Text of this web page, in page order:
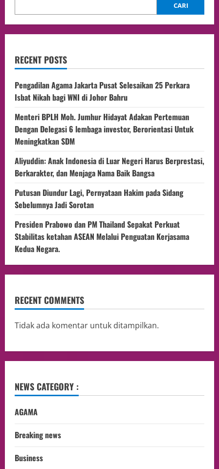
CARI
RECENT POSTS
Pengadilan Agama Jakarta Pusat Selesaikan 25 Perkara
Isbat Nikah bagi WNI di Johor Bahru
Menteri BPLH Moh. Jumhur Hidayat Adakan Pertemuan
Dengan Delegasi 6 lembaga investor, Berorientasi Untuk
Meningkatkan SDM
Aliyuddin: Anak Indonesia di Luar Negeri Harus Berprestasi,
Berkarakter, dan Menjaga Nama Baik Bangsa
Putusan Diundur Lagi, Pernyataan Hakim pada Sidang
Sebelumnya Jadi Sorotan
Presiden Prabowo dan PM Thailand Sepakat Perkuat
Stabilitas ketahan ASEAN Melalui Penguatan Kerjasama
Kedua Negara.
RECENT COMMENTS
Tidak ada komentar untuk ditampilkan.
NEWS CATEGORY :
AGAMA
Breaking news
Business